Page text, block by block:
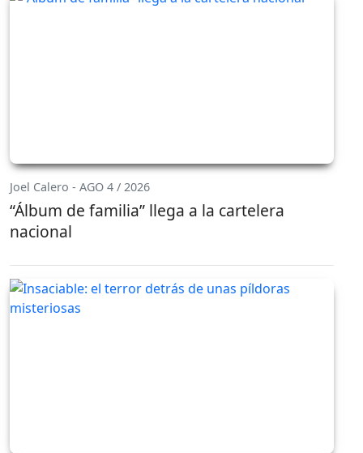
Joel Calero - AGO 4 / 2026
“Álbum de familia” llega a la cartelera
nacional